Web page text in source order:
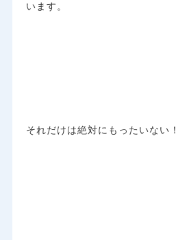
います。
それだけは絶対にもったいない！